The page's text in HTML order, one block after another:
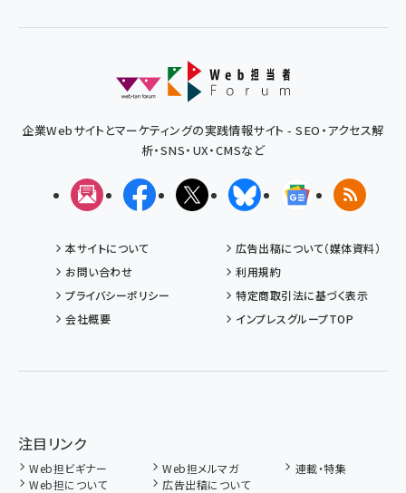
企業Webサイトとマーケティングの実践情報サイト - SEO・アクセス解
析・SNS・UX・CMSなど
メルマガFacebookX(エックス)BlueskyGoogleニュ
RSS
本サイトについて
広告出稿について（媒体資料）
お問い合わせ
利用規約
プライバシーポリシー
特定商取引法に基づく表示
会社概要
インプレスグループTOP
注目リンク
Web担ビギナー Web担メルマガ
連載・特集
Web担について
広告出稿について